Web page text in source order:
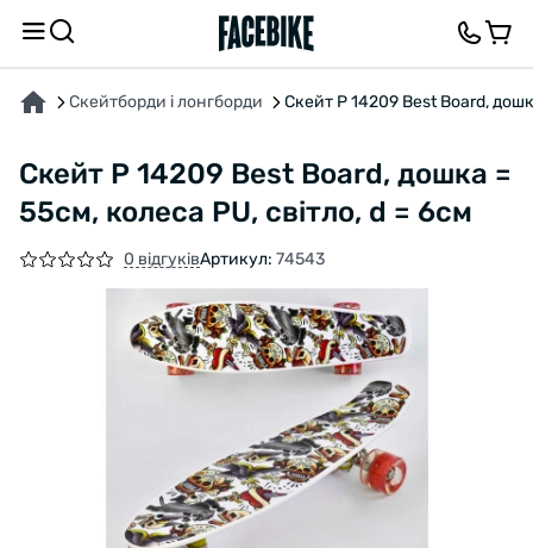
Скейтборди і лонгборди Скейт Р 14209 Best Board,
Скейт Р 14209 Best Board, дошка =
55см, колеса PU, світло, d = 6см
0 відгуківАртикул: 74543
ПРО ТОВАР ХАРАКТЕРИСТИКИВІДГУКИ ТА ЗАПИТАННЯ